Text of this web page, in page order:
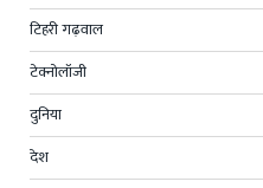
टिहरी गढ़वाल
टेक्नोलॉजी
दुनिया
देश